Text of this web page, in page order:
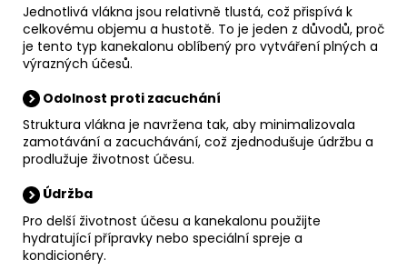
Jednotlivá vlákna jsou relativně tlustá, což přispívá k
celkovému objemu a hustotě. To je jeden z důvodů, proč
je tento typ kanekalonu oblíbený pro vytváření plných a
výrazných účesů.
Odolnost proti zacuchání
Struktura vlákna je navržena tak, aby minimalizovala
zamotávání a zacuchávání, což zjednodušuje údržbu a
prodlužuje životnost účesu.
Údržba
Pro delší životnost účesu a kanekalonu použijte
hydratující přípravky nebo speciální spreje a
kondicionéry.